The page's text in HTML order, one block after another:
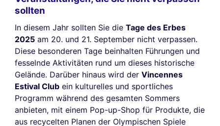
sollten
In diesem Jahr sollten Sie die Tage des Erbes
2025 am 20. und 21. September nicht verpassen.
Diese besonderen Tage beinhalten Führungen und
fesselnde Aktivitäten rund um dieses historische
Gelände. Darüber hinaus wird der Vincennes
Estival Club ein kulturelles und sportliches
Programm während des gesamten Sommers
anbieten, mit einem Pop-up-Shop für Produkte, die
aus recycelten Planen der Olympischen Spiele